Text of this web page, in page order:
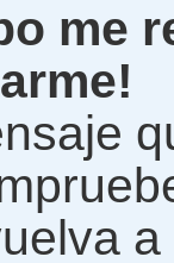
me